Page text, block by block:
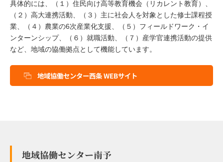
具体的には、（１）住民向け高等教育機会（リカレント教育）、
（２）高大連携活動、（３）主に社会人を対象とした修士課程授
業、（４）農業の6次産業化支援、（５）フィールドワーク・イ
ンターンシップ、（６）就職活動、（７）産学官連携活動の提供
など、地域の協働拠点として機能しています。
地域協働センター西条 WEBサイト
地域協働センター南予